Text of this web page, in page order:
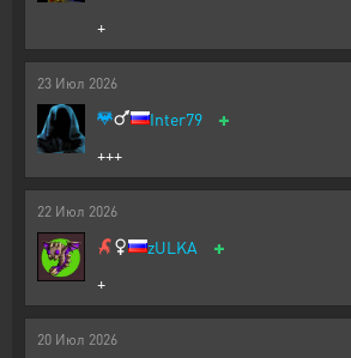
+
23 Июл 2026
Inter79 +
+++
22 Июл 2026
zULKA +
+
20 Июл 2026